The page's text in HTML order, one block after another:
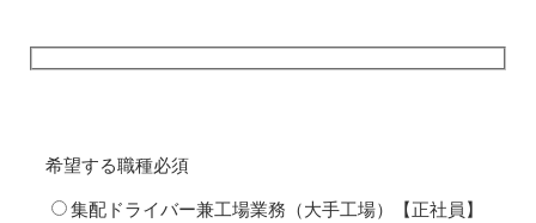
希望する職種必須
集配ドライバー兼工場業務（大手工場）【正社員】